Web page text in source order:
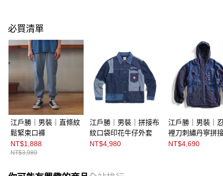
必買清單
江戶勝｜男裝｜直條紋
鬆緊束口褲
NT$1,888
NT$3,980
江戶勝｜男裝｜拼接布
紋口袋印花牛仔外套
NT$4,980
江戶勝｜男裝｜
裡刀刺繡丹寧拼
外套
NT$4,690